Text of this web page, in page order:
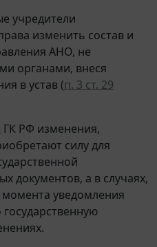
учредители
изменить состав и
АНО, не
органами, внеся
в устав (п. 3 ст. 29
ГК РФ изменения,
силу для
документов, а в случаях,
уведомления